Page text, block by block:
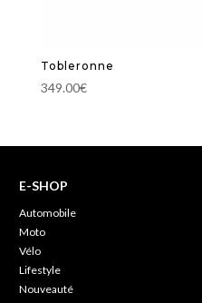
Tobleronne
349.00€
E-SHOP
Automobile
Moto
Vélo
Lifestyle
Nouveauté